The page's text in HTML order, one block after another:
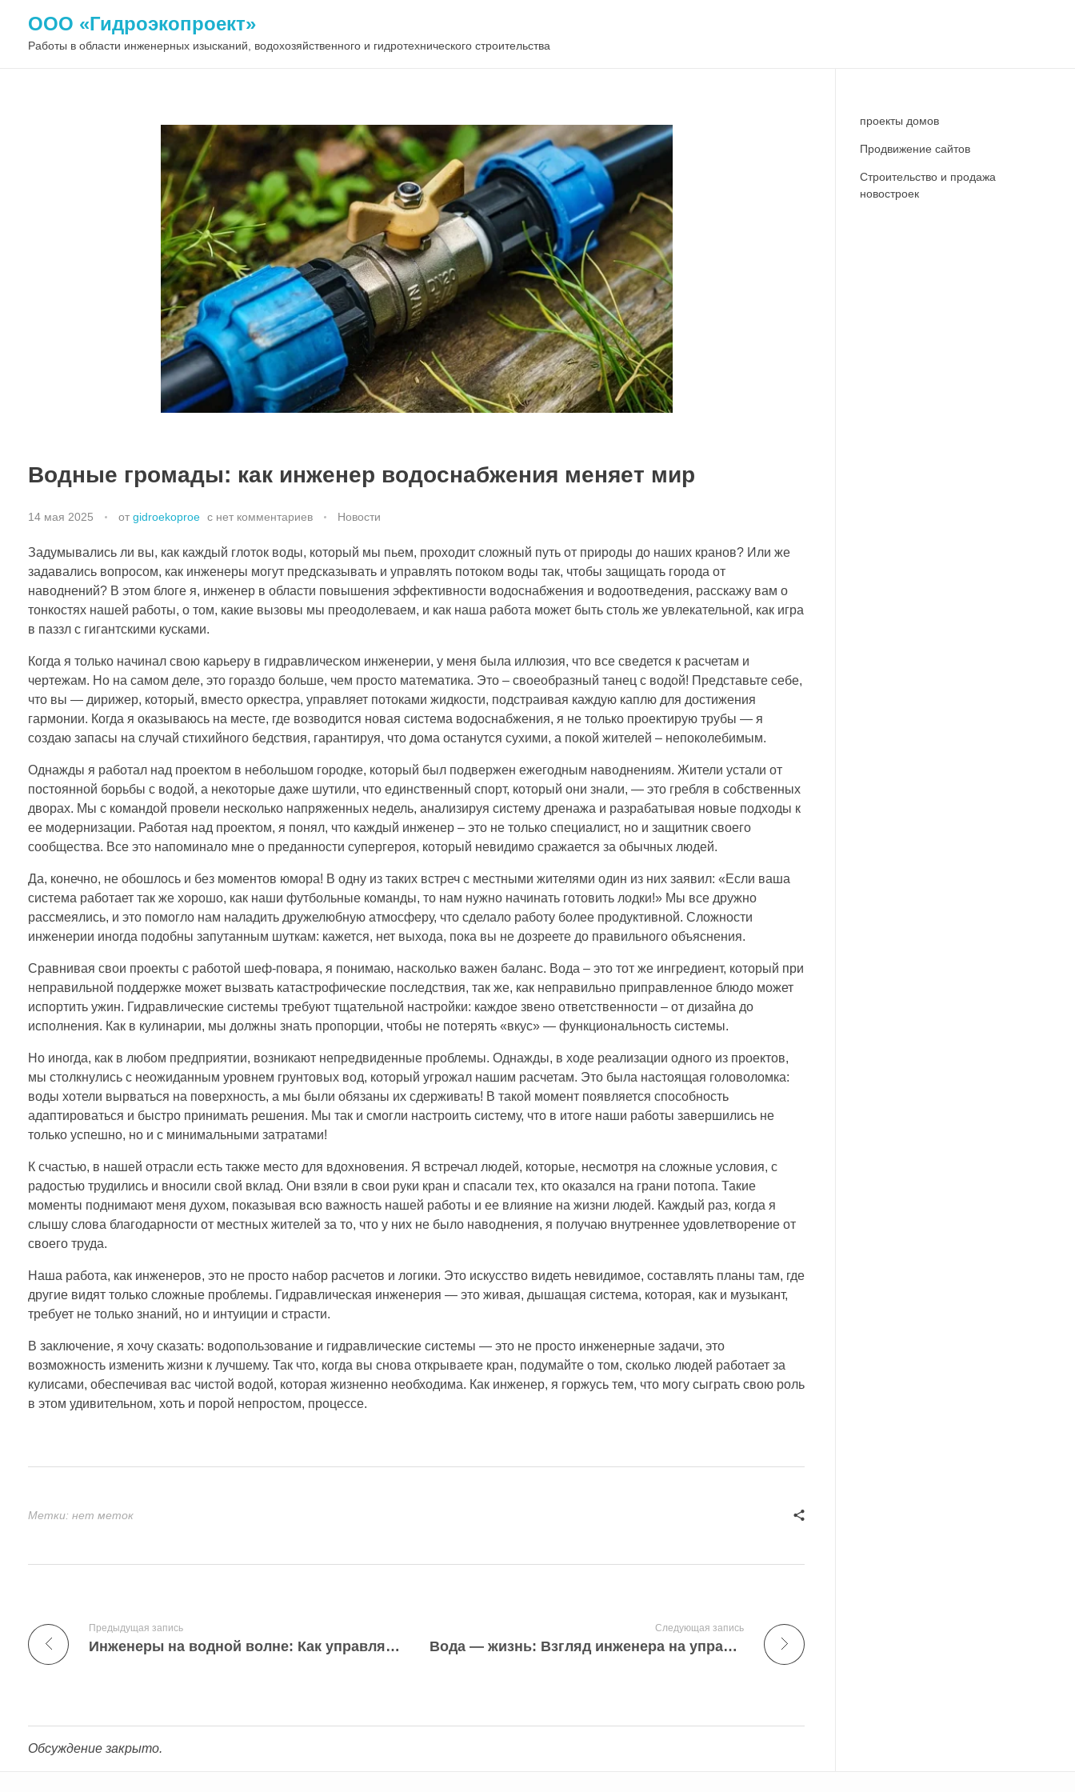
ООО «Гидроэкопроект»
Работы в области инженерных изысканий, водохозяйственного и гидротехнического строительства
Водные громады: как инженер водоснабжения меняет мир
14 мая 2025 от gidroekoproe с нет комментариев Новости
Задумывались ли вы, как каждый глоток воды, который мы пьем, проходит сложный путь от природы до наших кранов? Или же
задавались вопросом, как инженеры могут предсказывать и управлять потоком воды так, чтобы защищать города от
наводнений? В этом блоге я, инженер в области повышения эффективности водоснабжения и водоотведения, расскажу вам о
тонкостях нашей работы, о том, какие вызовы мы преодолеваем, и как наша работа может быть столь же увлекательной, как игра
в паззл с гигантскими кусками.
Когда я только начинал свою карьеру в гидравлическом инженерии, у меня была иллюзия, что все сведется к расчетам и
чертежам. Но на самом деле, это гораздо больше, чем просто математика. Это – своеобразный танец с водой! Представьте себе,
что вы — дирижер, который, вместо оркестра, управляет потоками жидкости, подстраивая каждую каплю для достижения
гармонии. Когда я оказываюсь на месте, где возводится новая система водоснабжения, я не только проектирую трубы — я
создаю запасы на случай стихийного бедствия, гарантируя, что дома останутся сухими, а покой жителей – непоколебимым.
Однажды я работал над проектом в небольшом городке, который был подвержен ежегодным наводнениям. Жители устали от
постоянной борьбы с водой, а некоторые даже шутили, что единственный спорт, который они знали, — это гребля в собственных
дворах. Мы с командой провели несколько напряженных недель, анализируя систему дренажа и разрабатывая новые подходы к
ее модернизации. Работая над проектом, я понял, что каждый инженер – это не только специалист, но и защитник своего
сообщества. Все это напоминало мне о преданности супергероя, который невидимо сражается за обычных людей.
Да, конечно, не обошлось и без моментов юмора! В одну из таких встреч с местными жителями один из них заявил: «Если ваша
система работает так же хорошо, как наши футбольные команды, то нам нужно начинать готовить лодки!» Мы все дружно
рассмеялись, и это помогло нам наладить дружелюбную атмосферу, что сделало работу более продуктивной. Сложности
инженерии иногда подобны запутанным шуткам: кажется, нет выхода, пока вы не дозреете до правильного объяснения.
Сравнивая свои проекты с работой шеф-повара, я понимаю, насколько важен баланс. Вода – это тот же ингредиент, который при
неправильной поддержке может вызвать катастрофические последствия, так же, как неправильно приправленное блюдо может
испортить ужин. Гидравлические системы требуют тщательной настройки: каждое звено ответственности – от дизайна до
исполнения. Как в кулинарии, мы должны знать пропорции, чтобы не потерять «вкус» — функциональность системы.
Но иногда, как в любом предприятии, возникают непредвиденные проблемы. Однажды, в ходе реализации одного из проектов,
мы столкнулись с неожиданным уровнем грунтовых вод, который угрожал нашим расчетам. Это была настоящая головоломка:
воды хотели вырваться на поверхность, а мы были обязаны их сдерживать! В такой момент появляется способность
адаптироваться и быстро принимать решения. Мы так и смогли настроить систему, что в итоге наши работы завершились не
только успешно, но и с минимальными затратами!
К счастью, в нашей отрасли есть также место для вдохновения. Я встречал людей, которые, несмотря на сложные условия, с
радостью трудились и вносили свой вклад. Они взяли в свои руки кран и спасали тех, кто оказался на грани потопа. Такие
моменты поднимают меня духом, показывая всю важность нашей работы и ее влияние на жизни людей. Каждый раз, когда я
слышу слова благодарности от местных жителей за то, что у них не было наводнения, я получаю внутреннее удовлетворение от
своего труда.
Наша работа, как инженеров, это не просто набор расчетов и логики. Это искусство видеть невидимое, составлять планы там, где
другие видят только сложные проблемы. Гидравлическая инженерия — это живая, дышащая система, которая, как и музыкант,
требует не только знаний, но и интуиции и страсти.
В заключение, я хочу сказать: водопользование и гидравлические системы — это не просто инженерные задачи, это
возможность изменить жизни к лучшему. Так что, когда вы снова открываете кран, подумайте о том, сколько людей работает за
кулисами, обеспечивая вас чистой водой, которая жизненно необходима. Как инженер, я горжусь тем, что могу сыграть свою роль
в этом удивительном, хоть и порой непростом, процессе.
Метки: нет меток
Предыдущая запись
Инженеры на водной волне: Как управляют водой, строят мосты и прокладывают дороги
Следующая запись
Вода — жизнь: Взгляд инженера на управление водными ресурсами
Обсуждение закрыто.
проекты домов
Продвижение сайтов
Строительство и продажа
новостроек